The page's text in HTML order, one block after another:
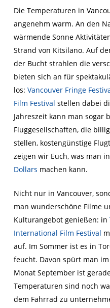
Die Temperaturen in
angenehm warm. An den
wärmende Sonne
Strand von Kitsilano. Auf
der Bucht strahlen die
bieten sich an für
los: Vancouver Fringe
Film Festival stellen dabei
Jahreszeit kann man sogar
Fluggesellschaften, die
stellen, kostengünstige
zeigen wir Euch, was man in
Dollars machen kann.
Nicht nur in Vancouver,
man wunderschöne Filme
Kulturangebot genießen: in
International Film Festival
auf. Im Sommer ist es in
feucht. Davon spürt man
Monat September ist
Temperaturen sind noch
dem Fahrrad zu